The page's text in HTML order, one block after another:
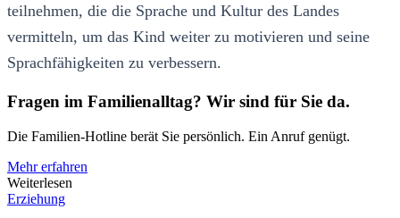
teilnehmen, die die Sprache und Kultur des Landes
vermitteln, um das Kind weiter zu motivieren und seine
Sprachfähigkeiten zu verbessern.
Fragen im Familienalltag? Wir sind für Sie da.
Die Familien-Hotline berät Sie persönlich. Ein Anruf genügt.
Mehr erfahren
Weiterlesen
Erziehung